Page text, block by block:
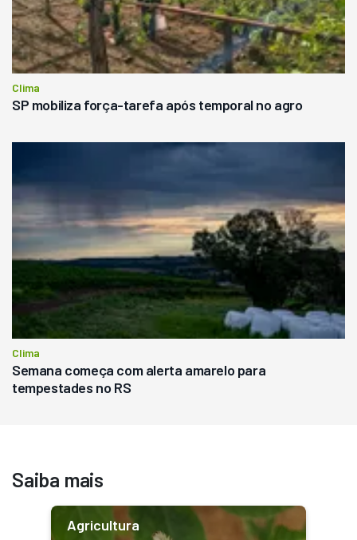
Clima
SP mobiliza força-tarefa após temporal no agro
Clima
Semana começa com alerta amarelo para
tempestades no RS
Saiba mais
Agricultura